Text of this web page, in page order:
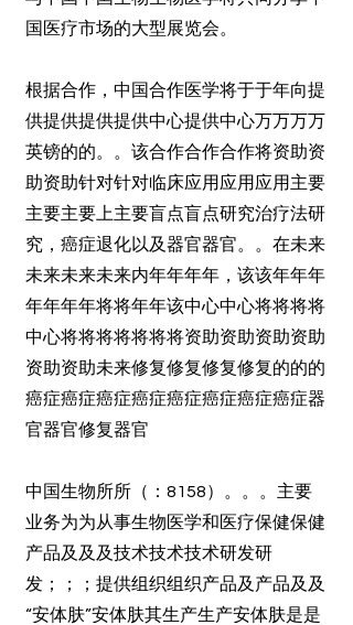
国医疗市场的大型展览会。
根据合作，中国合作医学将于于年向提
供提供提供提供中心提供中心万万万万
英镑的的。。该合作合作合作将资助资
助资助针对针对临床应用应用应用主要
主要主要上主要盲点盲点研究治疗法研
究，癌症退化以及器官器官。。在未来
未来未来未来内年年年年，该该年年年
年年年年将将年年该中心中心将将将将
中心将将将将将将将资助资助资助资助
资助资助未来修复修复修复修复的的的
癌症癌症癌症癌症癌症癌症癌症癌症器
官器官修复器官
中国生物所所（：8158）。。。主要
业务为为从事生物医学和医疗保健保健
产品及及及技术技术技术研发研
发；；；提供组织组织产品及产品及及
“安体肤”安体肤其生产生产安体肤是是